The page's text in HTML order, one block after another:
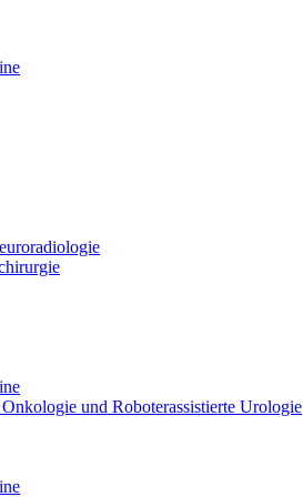
und Roboterassistierte Urologie